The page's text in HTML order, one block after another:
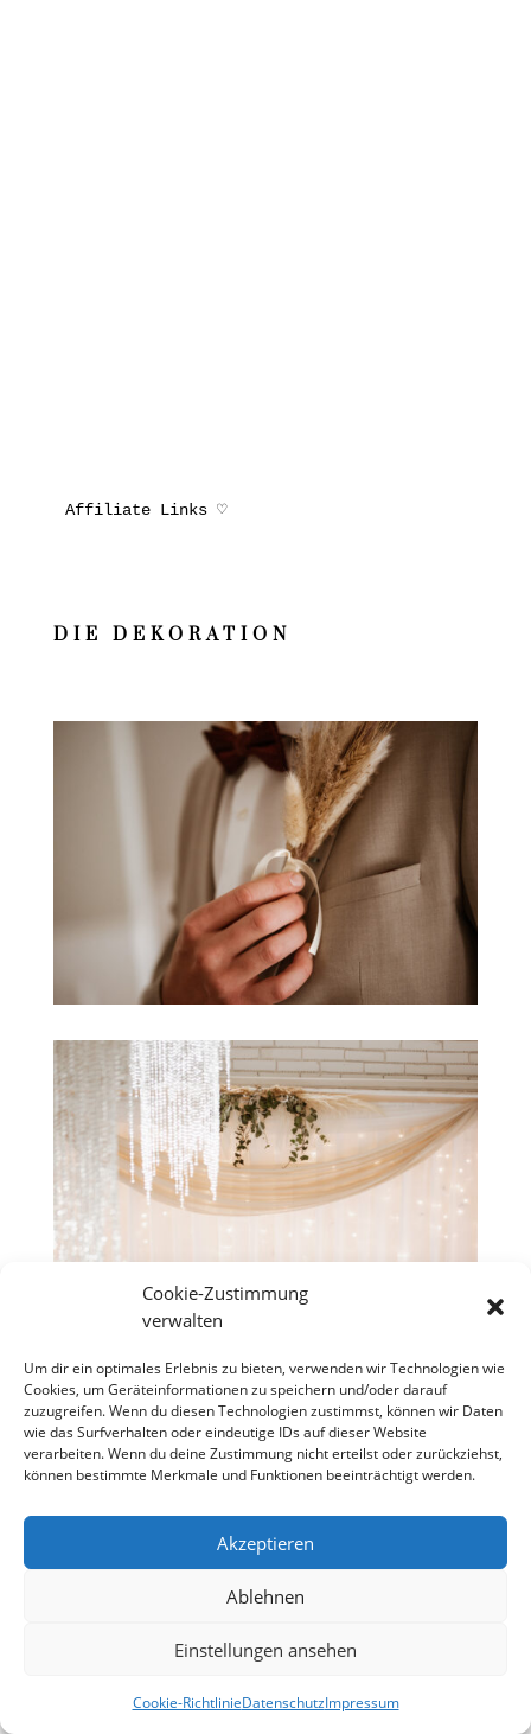
Cookie-Zustimmung
verwalten
Um dir ein optimales Erlebnis zu bieten, verwenden wir Technologien wie
Cookies, um Geräteinformationen zu speichern und/oder darauf
zuzugreifen. Wenn du diesen Technologien zustimmst, können wir Daten
wie das Surfverhalten oder eindeutige IDs auf dieser Website
verarbeiten. Wenn du deine Zustimmung nicht erteilst oder zurückziehst,
können bestimmte Merkmale und Funktionen beeinträchtigt werden.
Akzeptieren
Ablehnen
Einstellungen ansehen
Cookie-RichtlinieDatenschutzImpressum
Affiliate Links ♡
DIE DEKORATION